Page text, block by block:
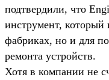
подтвердили, что
инструмент, который
фабриках, но и для
ремонта устройств.
Хотя в компании не